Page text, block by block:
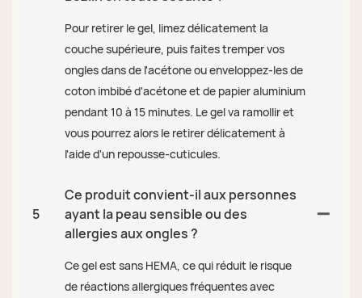
Pour retirer le gel, limez délicatement la
couche supérieure, puis faites tremper vos
ongles dans de l'acétone ou enveloppez-les de
coton imbibé d'acétone et de papier aluminium
pendant 10 à 15 minutes. Le gel va ramollir et
vous pourrez alors le retirer délicatement à
l'aide d'un repousse-cuticules.
5
Ce produit convient-il aux personnes
ayant la peau sensible ou des
allergies aux ongles ?
Ce gel est sans HEMA, ce qui réduit le risque
de réactions allergiques fréquentes avec